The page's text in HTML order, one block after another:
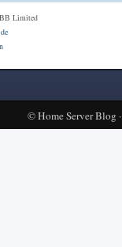
Limited
©Home Server Blog